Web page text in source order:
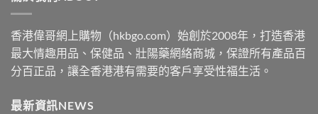
香港偉哥網上購物（hkbgo.com）始創於2008年，打造香港
最大情趣用品、保健品、壯陽藥網絡商城，保證所有產品百
分百正品，讓全香港港有需要的客戶享受性福生活。
最新資訊NEWS